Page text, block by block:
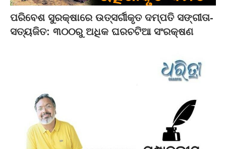
ପରିବେଶ ସୁରକ୍ଷାରେ ଉତ୍ସର୍ଗୀକୃତ ଦମ୍ପତି ସଙ୍ଗୀତା-
ସତ୍ୟଜିତ: ୩୦୦ରୁ ଅଧିକ ଘରଚଟିଆ ସଂରକ୍ଷଣ